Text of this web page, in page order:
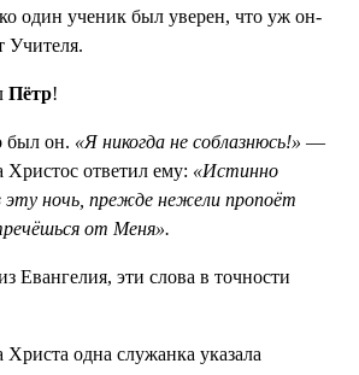
один ученик был уверен, что уж он-
Учителя.
Пётр!
был он. «Я никогда не соблазнюсь!» —
Христос ответил ему: «Истинно
эту ночь, прежде нежели пропоёт
от Меня».
эти слова в точности
одна служанка указала